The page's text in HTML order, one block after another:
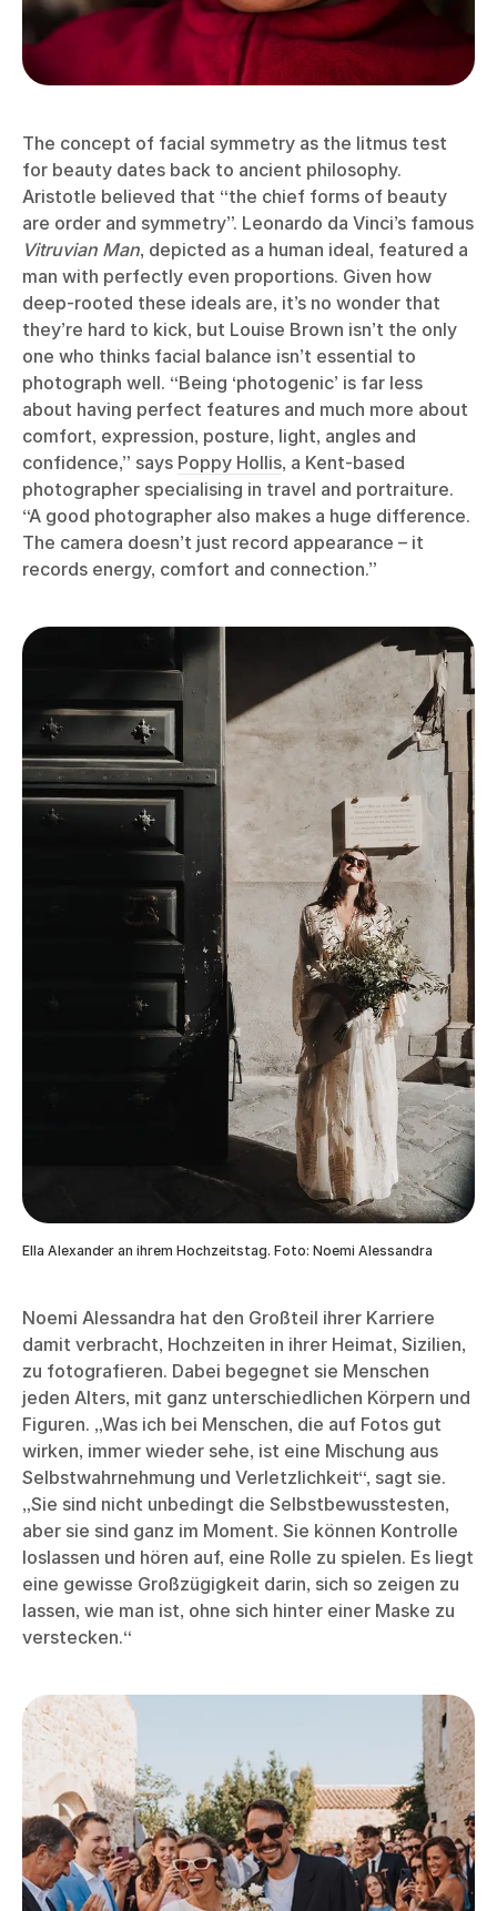
The concept of facial symmetry as the litmus test
for beauty dates back to ancient philosophy.
Aristotle believed that “the chief forms of beauty
are order and symmetry”. Leonardo da Vinci’s famous
Vitruvian Man, depicted as a human ideal, featured a
man with perfectly even proportions. Given how
deep-rooted these ideals are, it’s no wonder that
they’re hard to kick, but Louise Brown isn’t the only
one who thinks facial balance isn’t essential to
photograph well. “Being ‘photogenic’ is far less
about having perfect features and much more about
comfort, expression, posture, light, angles and
confidence,” says Poppy Hollis, a Kent-based
photographer specialising in travel and portraiture.
“A good photographer also makes a huge difference.
The camera doesn’t just record appearance – it
records energy, comfort and connection.”
Ella Alexander an ihrem Hochzeitstag. Foto: Noemi Alessandra
Noemi Alessandra hat den Großteil ihrer Karriere
damit verbracht, Hochzeiten in ihrer Heimat, Sizilien,
zu fotografieren. Dabei begegnet sie Menschen
jeden Alters, mit ganz unterschiedlichen Körpern und
Figuren. „Was ich bei Menschen, die auf Fotos gut
wirken, immer wieder sehe, ist eine Mischung aus
Selbstwahrnehmung und Verletzlichkeit“, sagt sie.
„Sie sind nicht unbedingt die Selbstbewusstesten,
aber sie sind ganz im Moment. Sie können Kontrolle
loslassen und hören auf, eine Rolle zu spielen. Es liegt
eine gewisse Großzügigkeit darin, sich so zeigen zu
lassen, wie man ist, ohne sich hinter einer Maske zu
verstecken.“